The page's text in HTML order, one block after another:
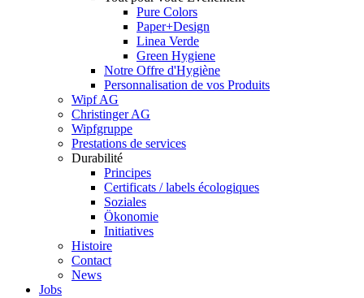
Pure Colors
Paper+Design
Linea Verde
Green Hygiene
Notre Offre d'Hygiène
Personnalisation de vos Produits
Wipf AG
Christinger AG
Wipfgruppe
Prestations de services
Durabilité
Principes
Certificats / labels écologiques
Soziales
Ökonomie
Initiatives
Histoire
Contact
News
Jobs